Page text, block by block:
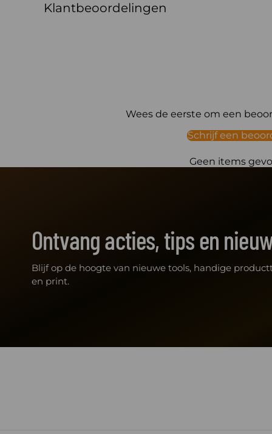
Klantbeoordelingen
Wees de eerste om een
Schrijf een
Geen items
Ontvang acties, tips en
Blijf op de hoogte van nieuwe tools, handige
en print.